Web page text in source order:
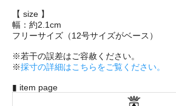
【 size 】
幅：約2.1cm
フリーサイズ（12号サイズがベース）
※若干の誤差はご容赦ください。
※採寸の詳細はこちらをご覧ください。
▮ item page